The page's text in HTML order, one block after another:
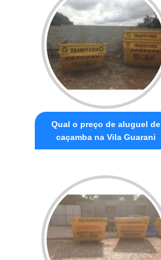
Qual o preço de aluguel de
caçamba na Vila Guarani